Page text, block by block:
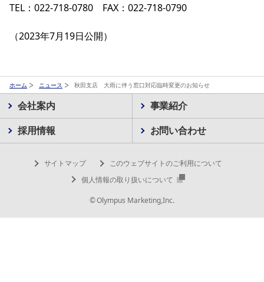
TEL：022-718-0780 FAX：022-718-0790
（2023年7月19日公開）
ホーム ニュース 秋田支店 大雨に伴う窓口対応臨時変更のお知らせ
会社案内
事業紹介
採用情報
お問い合わせ
サイトマップ
このウェブサイトのご利用について
個人情報の取り扱いについて
© Olympus Marketing,Inc.